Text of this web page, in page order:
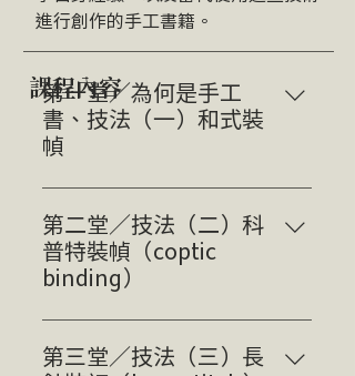
進行創作的手工書籍。
第一堂／為何是手工
書、技法（一）和式裝
幀
講課｜手工裝幀脈絡、藝術家介
紹、材料工具介紹 實作(1)｜基本
技巧練習：摺、割（厚薄、多張、
毛邊）、打洞（錐子、丸斬、下壓
式） 實作(2)｜和式裝幀(Japanese
bookbinding)與縫線變化
第二堂／技法（二）科
普特裝幀（coptic
binding）
實作｜科普特裝幀（coptic
stitch）是西式裝幀中最常見的作
第三堂／技法（三）長
課程內容